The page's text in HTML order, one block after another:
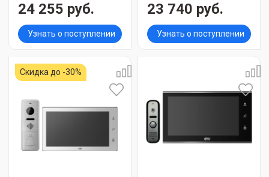
24 255 руб.
Узнать о поступлении
23 740 руб.
Узнать о поступлении
Скидка до -30%